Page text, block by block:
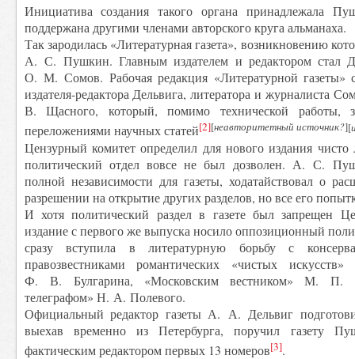
Инициатива создания такого органа принадлежала
поддержана другими членами авторского круга альманаха.
Так зародилась «Литературная газета», возникновению
А. С. Пушкин. Главным издателем и редактором стал
О. М. Сомов. Рабочая редакция «Литературной газеты»
издателя-редактора Дельвига, литератора и журналиста
В. Щасного, который, помимо технической работы,
переложениями научных статей[2][неавторитетный источник?][
Цензурный комитет определил для нового издания чисто
политический отдел вовсе не был дозволен. А. С.
полной независимости для газеты, ходатайствовал о
разрешении на открытие других разделов, но все его
И хотя политический раздел в газете был запрещен
издание с первого же выпуска носило оппозиционный
сразу вступила в литературную борьбу с
правозвестниками романтических «чистых
Ф. В. Булгарина, «Московским вестником» М. П.
телеграфом» Н. А. Полевого.
Официальный редактор газеты А. А. Дельвиг
выехав временно из Петербурга, поручил газету
фактическим редактором первых 13 номеров[3].